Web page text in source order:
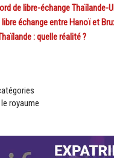
de libre-échange Thaïlande-
libre échange entre Hanoï et
: quelle réalité ?
royaume